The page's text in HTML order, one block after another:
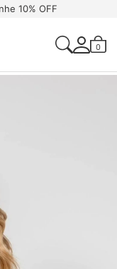
10% OFF
0